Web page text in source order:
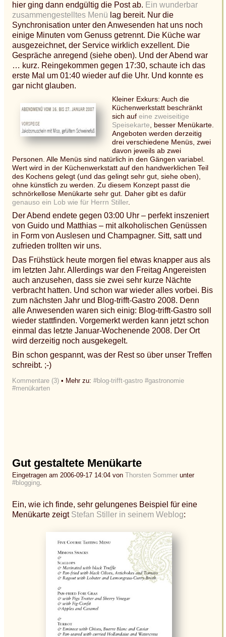
hier ging dann endgültig die Post ab. Ein wunderbar
zusammengestelltes Menü lag bereit. Nur die
Synchronisation unter den Anwesenden hat uns noch
einige Minuten vom Genuss getrennt. Die Küche war
ausgezeichnet, der Service wirklich exzellent. Die
Gespräche anregend (siehe oben). Und der Abend war
… kurz. Reingekommen gegen 17:30, schaute ich das
erste Mal um 01:40 wieder auf die Uhr. Und konnte es
gar nicht glauben.
Kleiner Exkurs: Auch die
Küchenwerkstatt beschränkt
sich auf eine zweiseitige
Speisekarte, besser Menükarte.
Angeboten werden derzeitig
drei verschiedene Menüs, zwei
davon jeweils ab zwei
Personen. Alle Menüs sind natürlich in den Gängen variabel.
Wert wird in der Küchenwerkstatt auf den handwerklichen Teil
des Kochens gelegt (und das gelingt sehr gut, siehe oben),
ohne künstlich zu werden. Zu diesem Konzept passt die
schnörkellose Menükarte sehr gut. Daher gibt es dafür
genauso ein Lob wie für Herrn Stiller.
Der Abend endete gegen 03:00 Uhr – perfekt inszeniert
von Guido und Matthias – mit alkoholischen Genüssen
in Form von Auslesen und Champagner. Sitt, satt und
zufrieden trollten wir uns.
Das Frühstück heute morgen fiel etwas knapper aus als
im letzten Jahr. Allerdings war den Freitag Angereisten
auch anzusehen, dass sie zwei sehr kurze Nächte
verbracht hatten. Und schon war wieder alles vorbei. Bis
zum nächsten Jahr und Blog-trifft-Gastro 2008. Denn
alle Anwesenden waren sich einig: Blog-trifft-Gastro soll
wieder stattfinden. Vorgemerkt werden kann jetzt schon
einmal das letzte Januar-Wochenende 2008. Der Ort
wird derzeitig noch ausgekegelt.
Bin schon gespannt, was der Rest so über unser Treffen
schreibt. ;-)
Kommentare (3) • Mehr zu: #blog-trifft-gastro #gastronomie
#menükarten
Gut gestaltete Menükarte
Eingetragen am 2006-09-17 14:04 von Thorsten Sommer unter
#blogging.
Ein, wie ich finde, sehr gelungenes Beispiel für eine
Menükarte zeigt Stefan Stiller in seinem Weblog: